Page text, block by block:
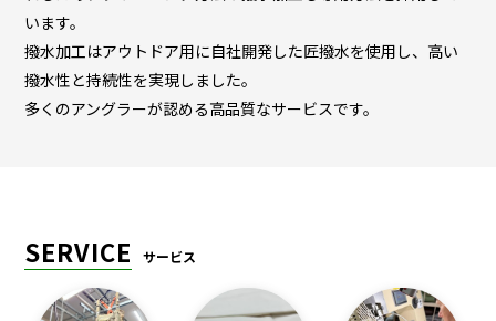
います。
撥水加工はアウトドア用に自社開発した匠撥水を使用し、高い
撥水性と持続性を実現しました。
多くのアングラーが認める高品質なサービスです。
SERVICE サービス